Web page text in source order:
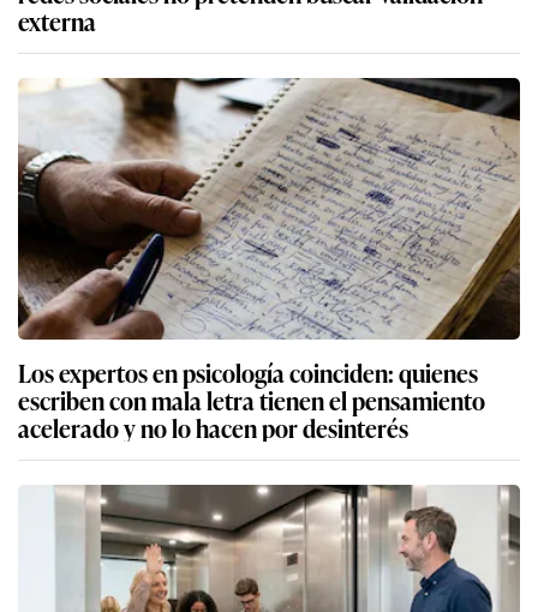
externa
Los expertos en psicología coinciden: quienes
escriben con mala letra tienen el pensamiento
acelerado y no lo hacen por desinterés